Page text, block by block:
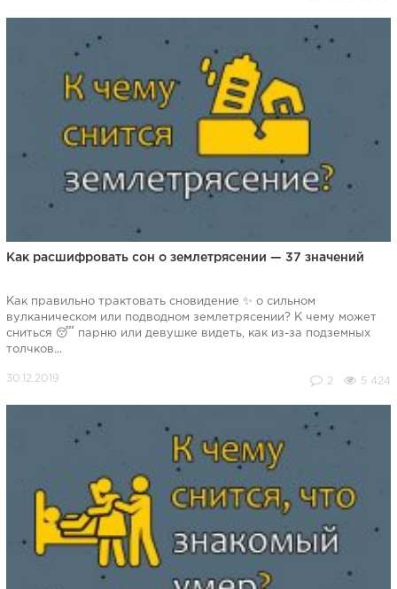
Как расшифровать сон о землетрясении — 37 значений
Как правильно трактовать сновидение ✨ о сильном
вулканическом или подводном землетрясении? К чему может
сниться 😴 парню или девушке видеть, как из-за подземных
толчков...
2 5 424